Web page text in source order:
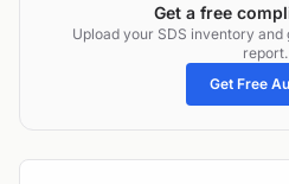
Get a free
Upload your SDS inventory
report.
Get Free